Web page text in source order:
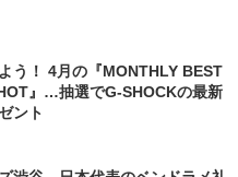
う！ 4月の『MONTHLY BEST
』…抽選でG-SHOCKの最新
ント